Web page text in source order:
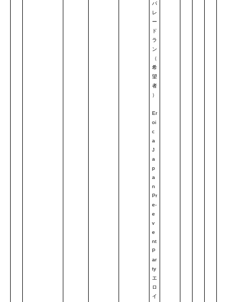
パ
レ
ー
ド
ラ
ン
（
希
望
者
）
Er
oi
c
a
J
a
p
a
n
Pr
e-
e
v
e
nt
P
ar
ty
エ
ロ
イ